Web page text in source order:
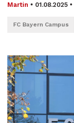
Martin • 01.08.2025 •
FC Bayern Campus